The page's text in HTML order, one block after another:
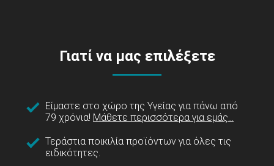
Γιατί να μας επιλέξετε
Είμαστε στο χώρο της Υγείας για πάνω από
79 χρόνια! Μάθετε περισσότερα για εμάς...
Τεράστια ποικιλία προϊόντων για όλες τις
ειδικότητες.